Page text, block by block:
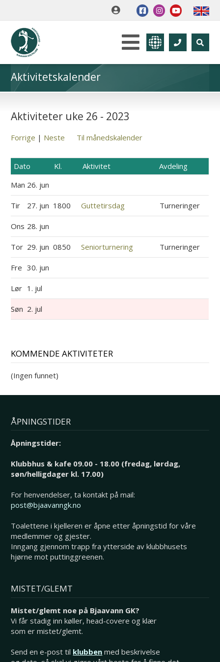
Aktivitetskalender
Aktiviteter uke 26 - 2023
Forrige | Neste Til månedskalender
Dato Kl. Aktivitet
Avdeling
Man 26. jun
Tir 27. jun 1800 Guttetirsdag Turneringer
Ons 28. jun
Tor 29. jun 0850 Seniorturnering Turneringer
Fre 30. jun
Lør 1. jul
Søn 2. jul
KOMMENDE AKTIVITETER
(Ingen funnet)
ÅPNINGSTIDER
Åpningstider:
Klubbhus & kafe 09.00 - 18.00 (fredag, lørdag,
søn/helligdager kl. 17.00)
For henvendelser, ta kontakt på mail:
post@bjaavanngk.no
Toalettene i kjelleren er åpne etter åpningstid for våre
medlemmer og gjester.
Inngang gjennom trapp fra ytterside av klubbhusets
hjørne mot puttinggreenen.
MISTET/GLEMT
Mistet/glemt noe på Bjaavann GK?
Vi får stadig inn køller, head-covere og klær
som er mistet/glemt.
Send en e-post til klubben med beskrivelse